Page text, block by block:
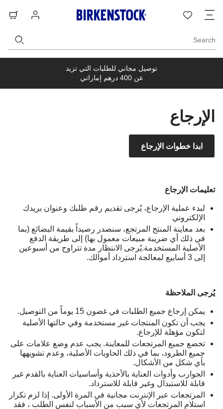
الدخول
Search
توصيل مجاني للطلبات التي تزيد
عن 400 درهم إماراتي
الإرجاع
ابدا خطوات الإرجاع
تعليمات الإرجاع
لبدء عملية الإرجاع، يُرجى تقديم رقم طلبك وعنوان بريدك
الإلكتروني
بعد معاينة المنتج المرتجع، سنصدر رصيداً بقيمة البضائع (بما
في ذلك أي ضريبة مبيعات معمول بها) إلى طريقة الدفع
الأصلية المستخدمة.يُرجى الانتظار مدة تتراوح من أسبوعين
إلى 3 أسابيع لمعالجة استرداد أموالك.
يُرجى الملاحظة
يمكن إرجاع جميع الطلبات في غضون 15 يوماً من التوصيل.
يجب أن تكون المنتجات غير مستخدمة وفي حالتها الأصلية
لتكون مؤهلة للإرجاع.
تخضع جميع المرتجعات للمعاينة. يجب عدم وضع علامات على
جميع الطرود، بما في ذلك الحاويات الأصلية، وعدم تشويهها
بأي شكل من الأشكال.
الجوارب وأدوات العناية بالأحذية وأساسيات العناية بالقدم غير
قابلة للاستبدال وغير قابلة للاسترداد.
المرتجعات عبر الإنترنت مجانية في المرة الأولى. إذا لزم تكرار
استلام المرتجعات لأي سبب من الأسباب لنفس الطلب ، فقد